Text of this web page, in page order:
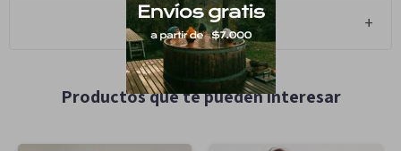
Cambios y Devoluciones
Productos que te pueden interesar